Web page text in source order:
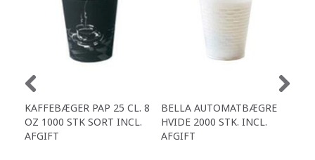
KAFFEBÆGER PAP 25 CL. 8
OZ 1000 STK SORT INCL.
AFGIFT
BELLA AUTOMATBÆGRE
HVIDE 2000 STK. INCL.
AFGIFT